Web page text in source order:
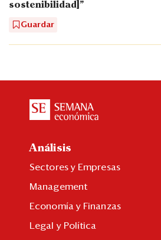
sostenibilidad]”
Guardar
Análisis
Sectores y Empresas
Management
Economía y Finanzas
Legal y Política